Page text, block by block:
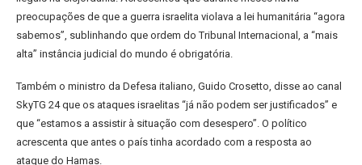
preocupações de que a guerra israelita violava a lei humanitária “agora
sabemos”, sublinhando que ordem do Tribunal Internacional, a “mais
alta” instância judicial do mundo é obrigatória.
Também o ministro da Defesa italiano, Guido Crosetto, disse ao canal
SkyTG 24 que os ataques israelitas “já não podem ser justificados” e
que “estamos a assistir à situação com desespero”. O político
acrescenta que antes o país tinha acordado com a resposta ao
ataque do Hamas.